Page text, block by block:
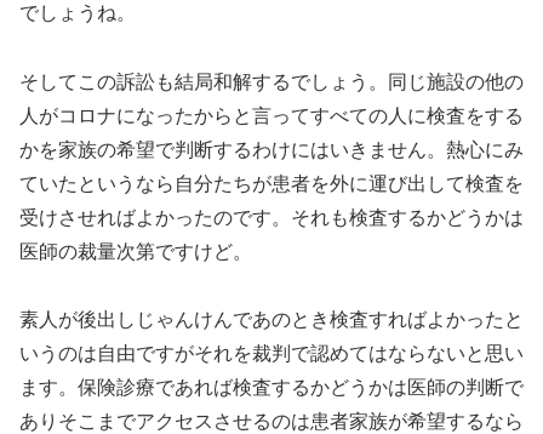
でしょうね。
そしてこの訴訟も結局和解するでしょう。同じ施設の他の
人がコロナになったからと言ってすべての人に検査をする
かを家族の希望で判断するわけにはいきません。熱心にみ
ていたというなら自分たちが患者を外に運び出して検査を
受けさせればよかったのです。それも検査するかどうかは
医師の裁量次第ですけど。
素人が後出しじゃんけんであのとき検査すればよかったと
いうのは自由ですがそれを裁判で認めてはならないと思い
ます。保険診療であれば検査するかどうかは医師の判断で
ありそこまでアクセスさせるのは患者家族が希望するなら